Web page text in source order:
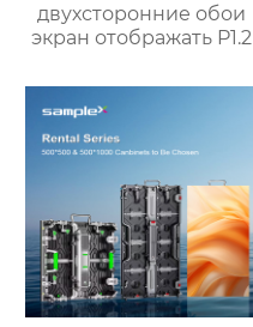
двухсторонние обои
экран отображать P1.2